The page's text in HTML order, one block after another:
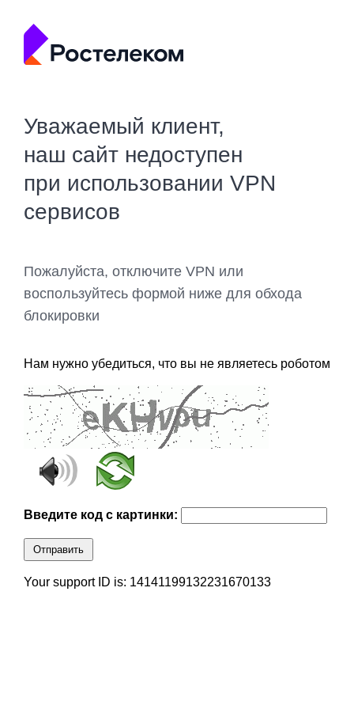
Уважаемый клиент,
наш сайт недоступен
при использовании VPN
сервисов
Пожалуйста, отключите VPN или
воспользуйтесь формой ниже для обхода
блокировки
Нам нужно убедиться, что вы не являетесь роботом
Введите код с картинки:
Отправить
Your support ID is: 14141199132231670133